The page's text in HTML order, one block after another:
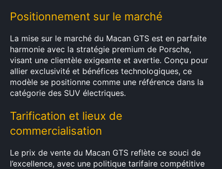
Positionnement sur le marché
La mise sur le marché du Macan GTS est en parfaite
harmonie avec la stratégie premium de Porsche,
visant une clientèle exigeante et avertie. Conçu pour
allier exclusivité et bénéfices technologiques, ce
modèle se positionne comme une référence dans la
catégorie des SUV électriques.
Tarification et lieux de
commercialisation
Le prix de vente du Macan GTS reflète ce souci de
l’excellence, avec une politique tarifaire compétitive